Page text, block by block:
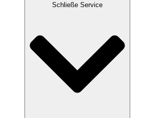
Schließe Service